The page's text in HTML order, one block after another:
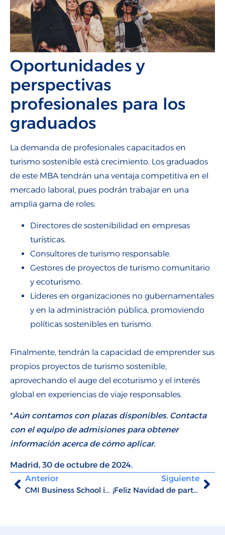
Oportunidades y
perspectivas
profesionales para los
graduados
La demanda de profesionales capacitados en
turismo sostenible está crecimiento. Los graduados
de este MBA tendrán una ventaja competitiva en el
mercado laboral, pues podrán trabajar en una
amplia gama de roles:
Directores de sostenibilidad en empresas
turísticas.
Consultores de turismo responsable.
Gestores de proyectos de turismo comunitario
y ecoturismo.
Líderes en organizaciones no gubernamentales
y en la administración pública, promoviendo
políticas sostenibles en turismo.
Finalmente, tendrán la capacidad de emprender sus
propios proyectos de turismo sostenible,
aprovechando el auge del ecoturismo y el interés
global en experiencias de viaje responsables.
*Aún contamos con plazas disponibles. Contacta
con el equipo de admisiones para obtener
información acerca de cómo aplicar.
Madrid, 30 de octubre de 2024.
Anterior
CMI Business School inicia convocatoria Octubre 2024
Siguiente
¡Feliz Navidad de parte de CMI Business School!